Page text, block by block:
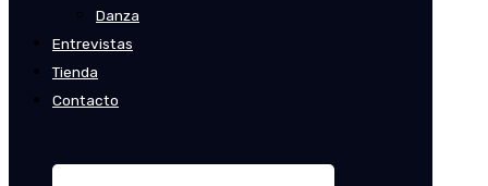
Danza
Entrevistas
Tienda
Contacto
Buscar: